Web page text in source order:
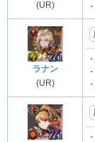
(UR)
ラナン
(UR)